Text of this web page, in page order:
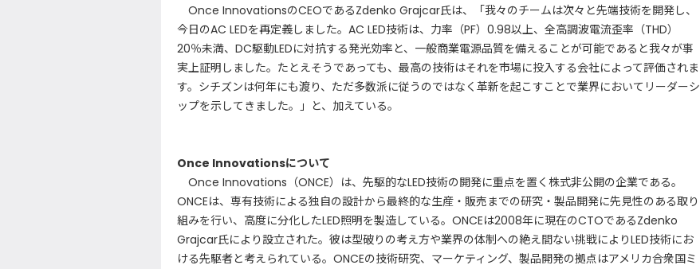
Once InnovationsのCEOであるZdenko Grajcar氏は、「我々のチームは次々と先端技術を開発し、
今日のAC LEDを再定義しました。AC LED技術は、力率（PF）0.98以上、全高調波電流歪率（THD）
20％未満、DC駆動LEDに対抗する発光効率と、一般商業電源品質を備えることが可能であると我々が事
実上証明しました。たとえそうであっても、最高の技術はそれを市場に投入する会社によって評価されま
す。シチズンは何年にも渡り、ただ多数派に従うのではなく革新を起こすことで業界においてリーダーシ
ップを示してきました。」と、加えている。
Once Innovationsについて
Once Innovations（ONCE）は、先駆的なLED技術の開発に重点を置く株式非公開の企業である。
ONCEは、専有技術による独自の設計から最終的な生産・販売までの研究・製品開発に先見性のある取り
組みを行い、高度に分化したLED照明を製造している。ONCEは2008年に現在のCTOであるZdenko
Grajcar氏により設立された。彼は型破りの考え方や業界の体制への絶え間ない挑戦によりLED技術にお
ける先駆者と考えられている。ONCEの技術研究、マーケティング、製品開発の拠点はアメリカ合衆国ミ